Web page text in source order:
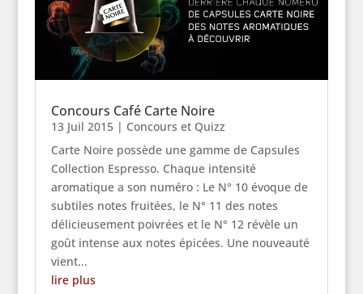
Concours Café Carte Noire
13 Juil 2015| Concours et Quizz
Carte Noire possède une gamme de Capsules
Collection Espresso. Chaque intensité
aromatique a son numéro : Le N° 10 évoque de
subtiles notes fruitées, le N° 11 des notes
délicieusement poivrées et le N° 12 révèle un
goût intense aux notes épicées. Une nouveauté
vient...
lire plus